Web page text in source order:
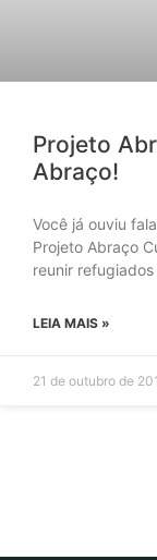
Projeto
Abraço!
Você já ouviu
Projeto Abraço
reunir
LEIA MAIS »
21 de outubro de